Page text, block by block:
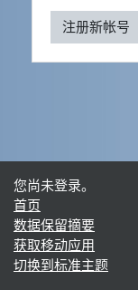
注册新帐号
您尚未登录。
首页
‎数据保留摘要‎
获取移动应用
切换到标准主题